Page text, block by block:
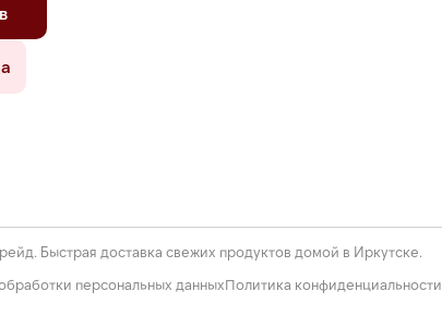
Быстрая доставка свежих продуктов домой в Иркутске.
персональных данныхПолитика конфиденциальности